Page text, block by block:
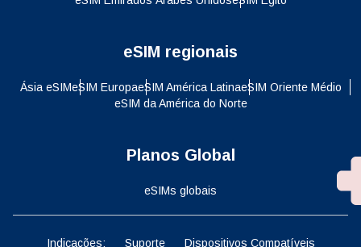
eSIM regionais
Ásia eSIMeSIM EuropaeSIM América LatinaeSIM Oriente Médio
eSIM da América do Norte
Planos Global
eSIMs globais
Indicações: Suporte Dispositivos Compatíveis